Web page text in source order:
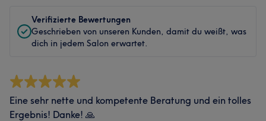
Verifizierte Bewertungen
Geschrieben von unseren Kunden, damit du weißt, was
dich in jedem Salon erwartet.
Eine sehr nette und kompetente Beratung und ein tolles
Ergebnis! Danke! 🙏